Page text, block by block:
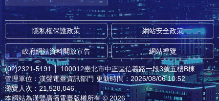
隱私權保護政策 網站安全政策
政府網站資料開放宣告 網站導覽
(02)2321-5191 │ 100012臺北市中正區信義路一段3號五樓B棟
管理單位：漢聲電臺資訊部門 更新時間：2026/08/06 10:52
瀏覽人次：21,528,046
本網站為漢聲廣播電臺版權所有 © 2026